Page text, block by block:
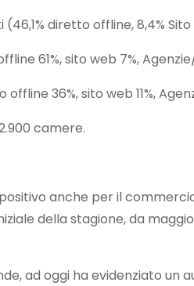
diretto offline, 8,4%
61%, sito web 7%, Agenzie/
36%, sito web 11%,
camere.
anche per il
della stagione, da
ad oggi ha evidenziato